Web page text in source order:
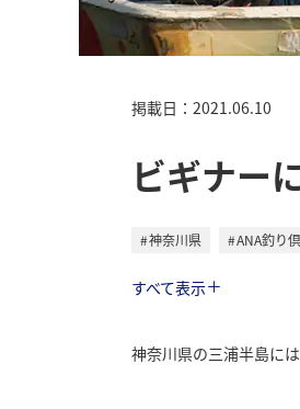
掲載日：2021.06.10
ビギナー
神奈川県 ANA釣り
すべて表示
神奈川県の三浦半島に